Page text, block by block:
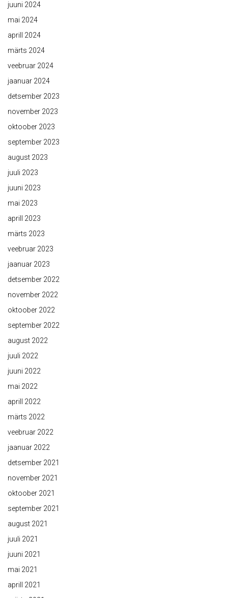
juuni 2024
mai 2024
aprill 2024
märts 2024
veebruar 2024
jaanuar 2024
detsember 2023
november 2023
oktoober 2023
september 2023
august 2023
juuli 2023
juuni 2023
mai 2023
aprill 2023
märts 2023
veebruar 2023
jaanuar 2023
detsember 2022
november 2022
oktoober 2022
september 2022
august 2022
juuli 2022
juuni 2022
mai 2022
aprill 2022
märts 2022
veebruar 2022
jaanuar 2022
detsember 2021
november 2021
oktoober 2021
september 2021
august 2021
juuli 2021
juuni 2021
mai 2021
aprill 2021